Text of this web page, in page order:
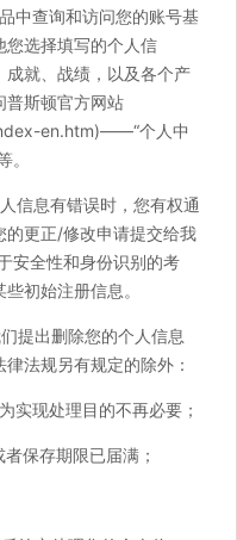
中查询和访问您的账号基
您选择填写的个人信
成就、战绩，以及各个产
普斯顿官方网站
en.htm)——“个人中
。
信息有错误时，您有权通
的更正/修改申请提交给我
安全性和身份识别的考
初始注册信息。
提出删除您的个人信息
法规另有规定的除外：
实现处理目的不再必要；
保存期限已届满；